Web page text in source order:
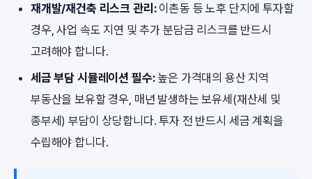
재개발/재건축 리스크 관리:이촌동 등 노후 단지에 투자할
경우, 사업 속도 지연 및 추가 분담금 리스크를 반드시
고려해야 합니다.
세금 부담 시뮬레이션 필수:높은 가격대의 용산 지역
부동산을 보유할 경우, 매년 발생하는 보유세(재산세 및
종부세) 부담이 상당합니다. 투자 전 반드시 세금 계획을
수립해야 합니다.